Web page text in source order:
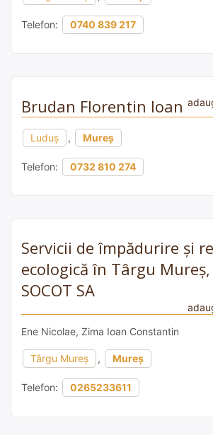
Telefon: 0740 839 217
Brudan Florentin Ioan
Luduş , Mureș
Telefon: 0732 810 274
Servicii de împădurire și
ecologică în Târgu
SOCOT SA
Ene Nicolae, Zima Ioan Constantin
Târgu Mureș , Mureș
Telefon: 0265233611